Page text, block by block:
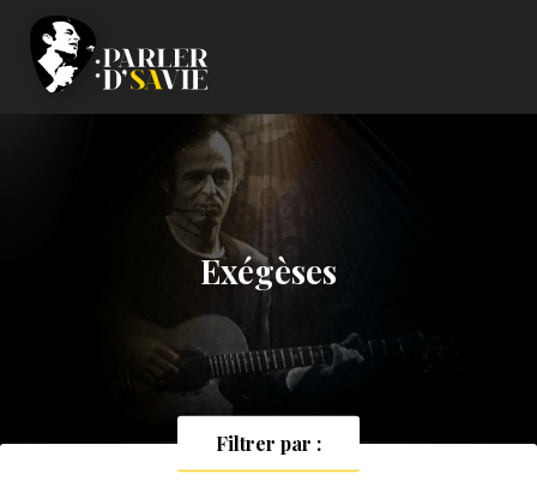
Exégèses
Filtrer par :